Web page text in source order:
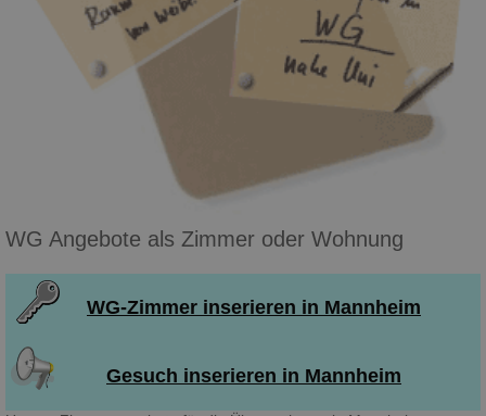
WG Angebote als Zimmer oder Wohnung
WG-Zimmer inserieren in Mannheim
Gesuch inserieren in Mannheim